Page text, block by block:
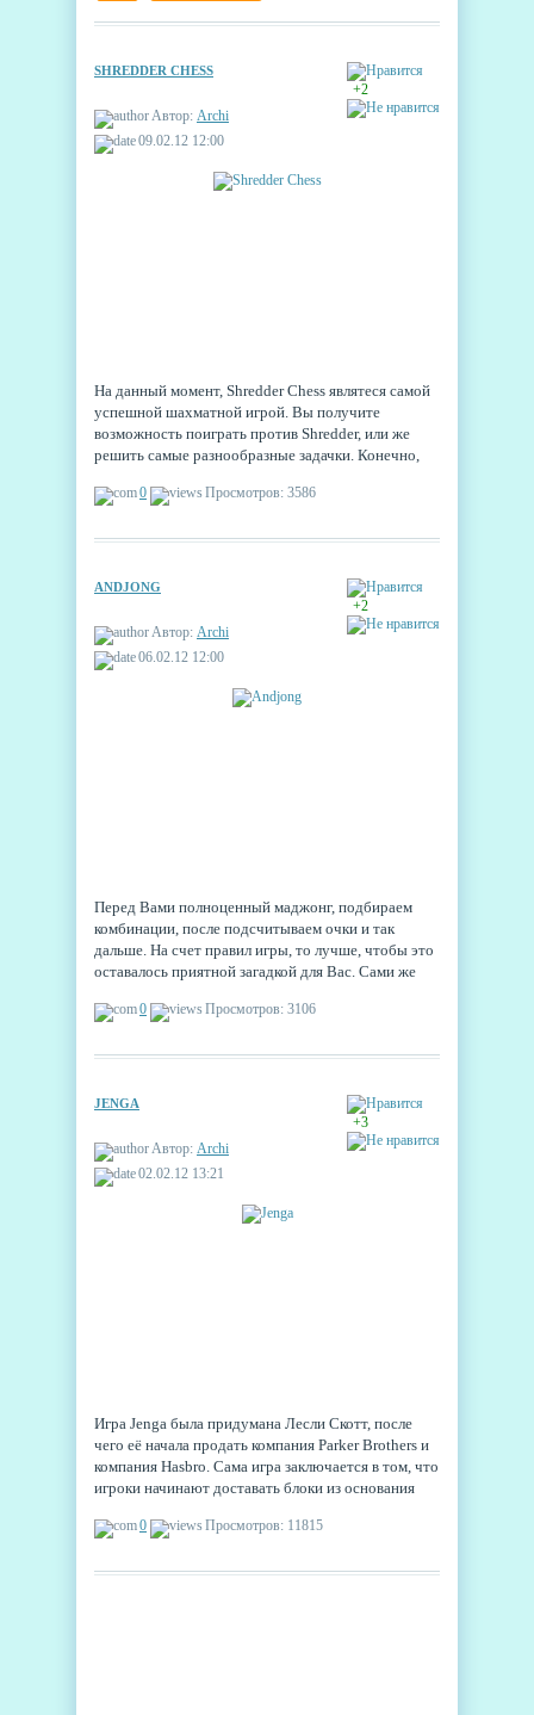
+2
SHREDDER CHESS
Автор: Archi
09.02.12 12:00
На данный момент, Shredder Chess являтеся самой
успешной шахматной игрой. Вы получите
возможность поиграть против Shredder, или же
решить самые разнообразные задачки. Конечно,
что новичок всегда будет проигрывать. Если Вы
подыгрывать, чтобы и Вы могли выиграть.
0 Просмотров: 3586
+2
ANDJONG
Автор: Archi
06.02.12 12:00
Перед Вами полноценный маджонг, подбираем
комбинации, после подсчитываем очки и так
дальше. На счет правил игры, то лучше, чтобы это
оставалось приятной загадкой для Вас. Сами же
0 Просмотров: 3106
+3
JENGA
Автор: Archi
02.02.12 13:21
Игра Jenga была придумана Лесли Скотт, после
чего её начала продать компания Parker Brothers и
компания Hasbro. Сама игра заключается в том, что
игроки начинают доставать блоки из основания
блок. В конечном результате, башня становится все
0 Просмотров: 11815